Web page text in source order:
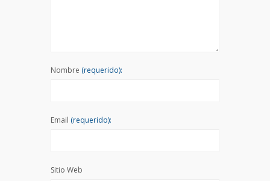
Nombre (requerido):
Email (requerido):
Sitio Web